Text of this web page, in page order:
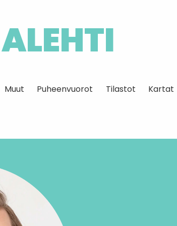
Muut Puheenvuorot Tilastot Kartat